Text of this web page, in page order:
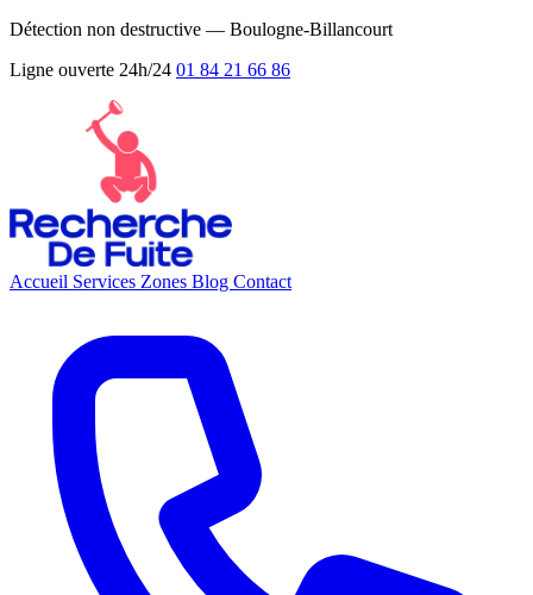
Détection non destructive — Boulogne-Billancourt
Ligne ouverte 24h/24 01 84 21 66 86
Accueil Services Zones Blog Contact